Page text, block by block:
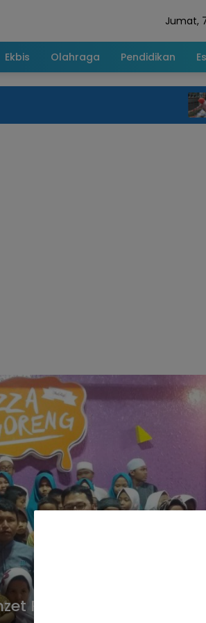
Jumat,
Ekbis Olahraga Pendidikan
Pizza Goreng Indosaji